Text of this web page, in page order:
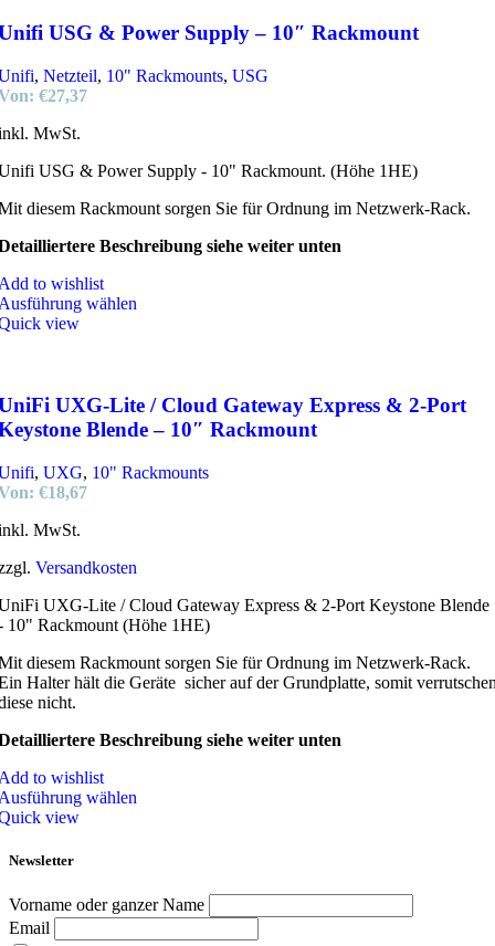
USG & Power Supply – 10″ Rackmount
, Netzteil, 10" Rackmounts, USG
€27,37
MwSt.
USG & Power Supply - 10" Rackmount. (Höhe 1HE)
diesem Rackmount sorgen Sie für Ordnung im Netzwerk-Rack.
Beschreibung siehe weiter unten
to wishlist
wählen
view
UXG-Lite / Cloud Gateway Express & 2-Port
Blende – 10″ Rackmount
, UXG, 10" Rackmounts
€18,67
MwSt.
Versandkosten
UXG-Lite / Cloud Gateway Express & 2-Port Keystone Blende
10" Rackmount (Höhe 1HE)
diesem Rackmount sorgen Sie für Ordnung im Netzwerk-Rack.
Halter hält die Geräte sicher auf der Grundplatte, somit
nicht.
Beschreibung siehe weiter unten
to wishlist
wählen
view
Newsletter
Vorname oder ganzer Name
Email